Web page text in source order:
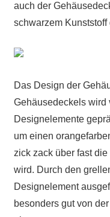
auch der
schwarzem Kunststoff
Das Design der
Gehäusedeckels wird
Designelemente
um einen
zick zack über fast
wird. Durch den
Designelement
besonders gut von